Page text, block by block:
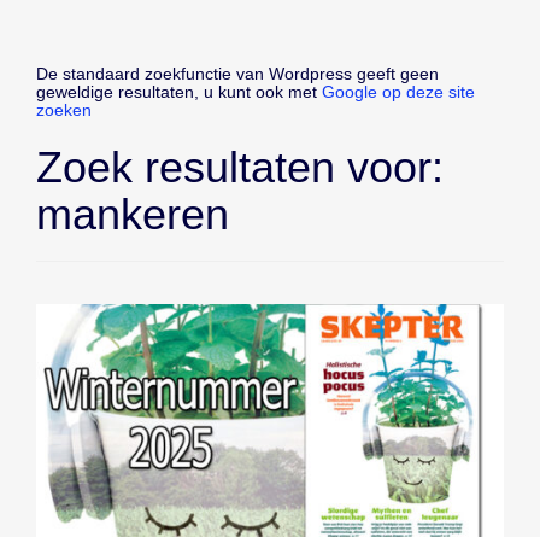
De standaard zoekfunctie van Wordpress geeft geen
geweldige resultaten, u kunt ook met Google op deze site
zoeken
Zoek resultaten voor:
mankeren